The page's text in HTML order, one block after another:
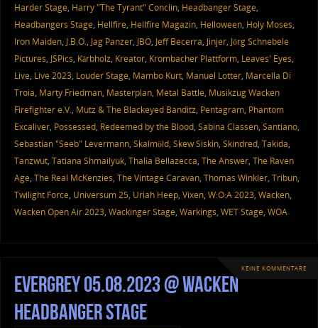
Harder Stage, Harry "The Tyrant" Conclin, Headbanger Stage,
Headbangers Stage, Hellfire, Hellfire Magazin, Helloween, Holy Moses,
Iron Maiden, J.B.O., Jag Panzer, JBO, Jeff Becerra, Jinjer, Jörg Schnebele
Pictures, JSPics, Kärbholz, Kreator, Krombacher Plattform, Leaves' Eyes,
Live, Live 2023, Louder Stage, Mambo Kurt, Manuel Lotter, Marcella Di
Troia, Marty Friedman, Masterplan, Metal Battle, Musikzug Wacken
Firefighter e.V., Mutz & The Blackeyed Banditz, Pentagram, Phantom
Excaliver, Possessed, Redeemed by the Blood, Sabina Classen, Santiano,
Sebastian "Seeb" Levermann, Skalmöld, Skew Siskin, Skindred, Takida,
Tanzwut, Tatiana Shmailyuk, Thalìa Bellazecca, The Answer, The Raven
Age, The Real McKenzies, The Vintage Caravan, Thomas Winkler, Tribun,
Twilight Force, Universum 25, Uriah Heep, Vixen, W:O:A 2023, Wacken,
Wacken Open Air 2023, Wackinger Stage, Warkings, WET Stage, WOA
KEINE KOMMENTARE
Evergrey 05.08.2023 @ Wacken
Headbanger Stage